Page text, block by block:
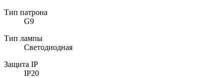
Тип патрона
G9
Тип лампы
Светодиодная
Защита IP
IP20